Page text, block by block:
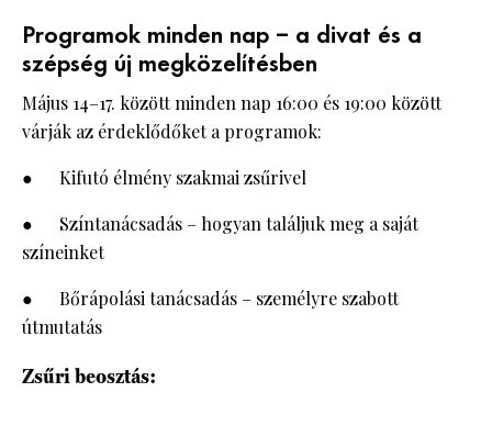
Programok minden nap – a divat és a
szépség új megközelítésben
Május 14–17. között minden nap 16:00 és 19:00 között
várják az érdeklődőket a programok:
● Kifutó élmény szakmai zsűrivel
● Színtanácsadás – hogyan találjuk meg a saját
színeinket
● Bőrápolási tanácsadás – személyre szabott
útmutatás
Zsűri beosztás: